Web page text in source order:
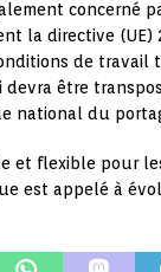
concerné
la directive (UE)
de travail
être
national du
et flexible pour
est appelé à